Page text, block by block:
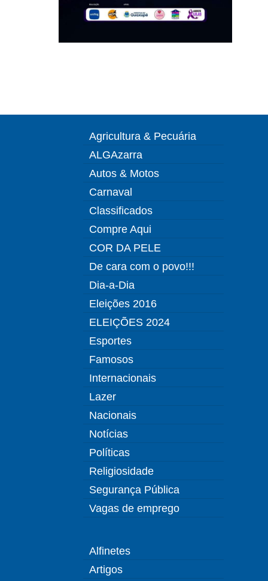
Agricultura & Pecuária
ALGAzarra
Autos & Motos
Carnaval
Classificados
Compre Aqui
COR DA PELE
De cara com o povo!!!
Dia-a-Dia
Eleições 2016
ELEIÇÕES 2024
Esportes
Famosos
Internacionais
Lazer
Nacionais
Notícias
Políticas
Religiosidade
Segurança Pública
Vagas de emprego
Alfinetes
Artigos